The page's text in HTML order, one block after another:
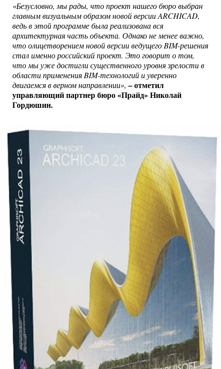
«Безусловно, мы рады, что проект нашего бюро выбран
главным визуальным образом новой версии ARCHICAD,
ведь в этой программе была реализована вся
архитектурная часть объекта. Однако не менее важно,
что олицетворением новой версии ведущего BIM-решения
стал именно российский проект. Это говорит о том,
что мы уже достигли существенного уровня зрелости в
области применения BIM-технологий и уверенно
двигаемся в верном направлении», – отметил
управляющий партнер бюро «Прайд» Николай
Гордюшин.